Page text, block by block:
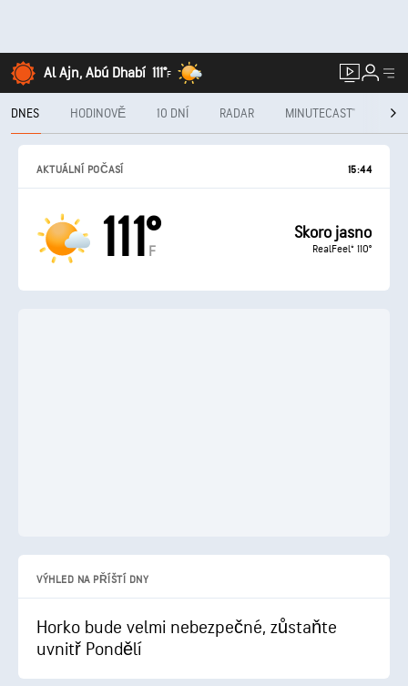
Al Ajn, Abú Dhabí 111°F
DNES HODINOVĚ 10 DNÍ RADAR MINUTECAST®
AKTUÁLNÍ POČASÍ 15:44
111°
F
Skoro jasno
RealFeel® 110°
VÝHLED NA PŘÍŠTÍ DNY
Horko bude velmi nebezpečné, zůstaňte
uvnitř Pondělí